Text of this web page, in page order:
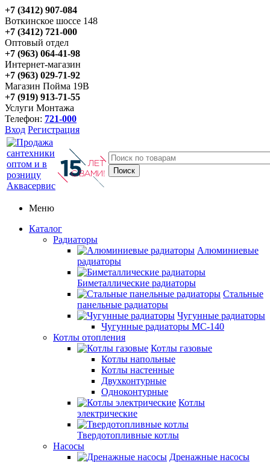
+7 (3412) 907-084
Воткинское шоссе 148
+7 (3412) 721-000
Оптовый отдел
+7 (963) 064-41-98
Интернет-магазин
+7 (963) 029-71-92
Магазин Пойма 19В
+7 (919) 913-71-55
Услуги Монтажа
Телефон: 721-000
Вход Регистрация
Меню
Каталог
Радиаторы
Алюминиевые
радиаторы
Биметаллические радиаторы
Стальные
панельные радиаторы
Чугунные радиаторы
Чугунные радиаторы МС-140
Котлы отопления
Котлы газовые
Котлы напольные
Котлы настенные
Двухконтурные
Одноконтурные
Котлы
электрические
Твердотопливные котлы
Насосы
Дренажные насосы